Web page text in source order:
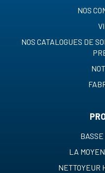
NOS
NOS CATALOGUES DE
LA
NETTOYEUR